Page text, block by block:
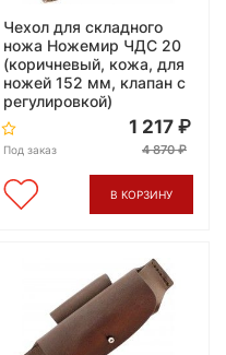
Чехол для складного
ножа Ножемир ЧДС 20
(коричневый, кожа, для
ножей 152 мм, клапан с
регулировкой)
Под заказ
1 217
4 870
В КОРЗИНУ